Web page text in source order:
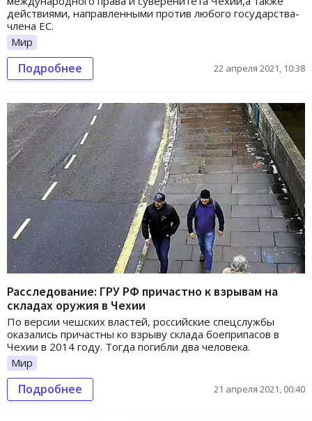
действиями, направленными против любого государства-
члена ЕС.
Мир
Подробнее 22 апреля 2021, 10:38
Расследование: ГРУ РФ причастно к взрывам на
складах оружия в Чехии
По версии чешских властей, российские спецслужбы
оказались причастны ко взрыву склада боеприпасов в
Чехии в 2014 году. Тогда погибли два человека.
Мир
Подробнее 21 апреля 2021, 00:40